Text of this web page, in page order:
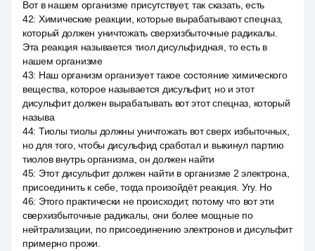
Вот в нашем организме присутствует, так сказать, есть
42: Химические реакции, которые вырабатывают спецназ,
который должен уничтожать сверхизбыточные радикалы.
Эта реакция называется тиол дисульфидная, то есть в
нашем организме
43: Наш организм организует такое состояние химического
вещества, которое называется дисульфит, но и этот
дисульфит должен вырабатывать вот этот спецназ, который
называ
44: Тиолы тиолы должны уничтожать вот сверх избыточных,
но для того, чтобы дисульфид сработал и выкинул партию
тиолов внутрь организма, он должен найти
45: Этот дисульфит должен найти в организме 2 электрона,
присоединить к себе, тогда произойдёт реакция. Угу. Но
46: Этого практически не происходит, потому что вот эти
сверхизбыточные радикалы, они более мощные по
нейтрализации, по присоединению электронов и дисульфит
примерно прожи.